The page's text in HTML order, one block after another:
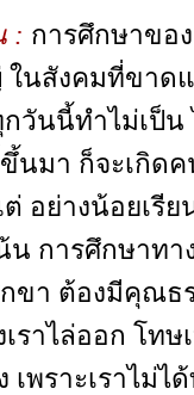
: การศึกษาขอ
ในสังคมที่ขาด
วันนี้ทำไม่เป็น
นมา ก็จะเกิด
อย่างน้อยเรี
น้น การศึกษาท
ขา ต้องมีคุณธ
ราไล่ออก โทษ
เพราะเราไม่